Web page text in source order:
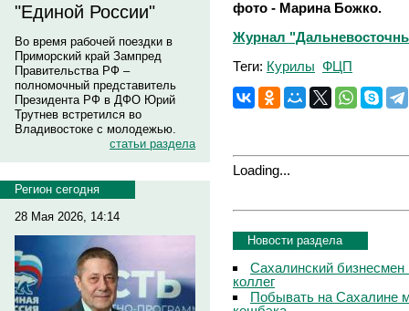
"Единой России"
Во время рабочей поездки в
Приморский край Зампред
Правительства РФ –
полномочный представитель
Президента РФ в ДФО Юрий
Трутнев встретился во
Владивостоке с молодежью.
статьи раздела
Регион сегодня
28 Мая 2026, 14:14
фото - Марина Божко.
Журнал
Теги: Курилы ФЦП
Loading...
Новости раздела
Сахалинский бизнесмен
коллег
Побывать на Сахалине